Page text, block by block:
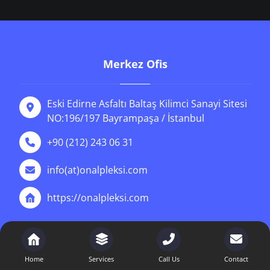
Merkez Ofis
Eski Edirne Asfaltı Baltaş Kilimci Sanayi Sitesi
NO:196/197 Bayrampaşa / İstanbul
+90 (212) 243 06 31
info(at)onalpleksi.com
https://onalpleksi.com
Home Services Call Us Contact